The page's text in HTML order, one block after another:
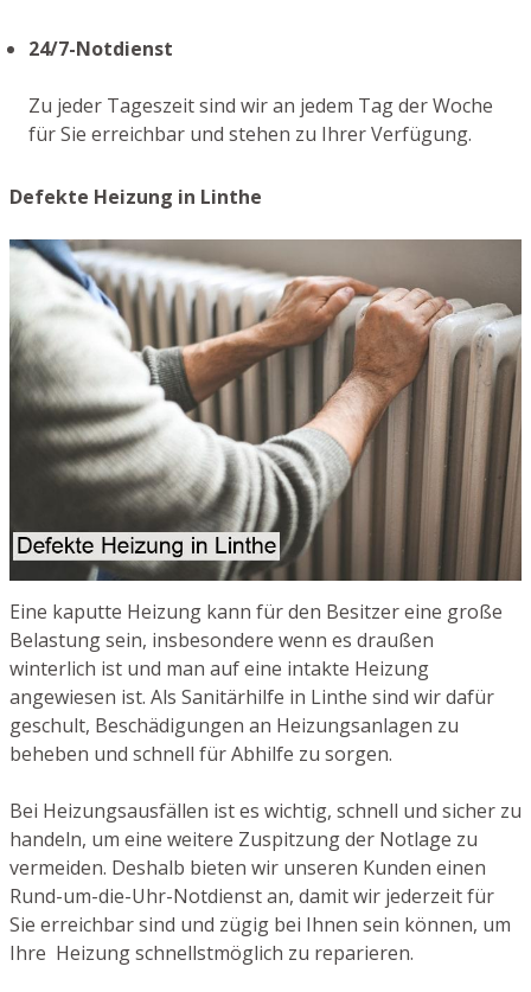
24/7-Notdienst
Zu jeder Tageszeit sind wir an jedem Tag der Woche
für Sie erreichbar und stehen zu Ihrer Verfügung.
Defekte Heizung in Linthe
Eine kaputte Heizung kann für den Besitzer eine große
Belastung sein, insbesondere wenn es draußen
winterlich ist und man auf eine intakte Heizung
angewiesen ist. Als Sanitärhilfe in Linthe sind wir dafür
geschult, Beschädigungen an Heizungsanlagen zu
beheben und schnell für Abhilfe zu sorgen.
Bei Heizungsausfällen ist es wichtig, schnell und sicher zu
handeln, um eine weitere Zuspitzung der Notlage zu
vermeiden. Deshalb bieten wir unseren Kunden einen
Rund-um-die-Uhr-Notdienst an, damit wir jederzeit für
Sie erreichbar sind und zügig bei Ihnen sein können, um
Ihre Heizung schnellstmöglich zu reparieren.